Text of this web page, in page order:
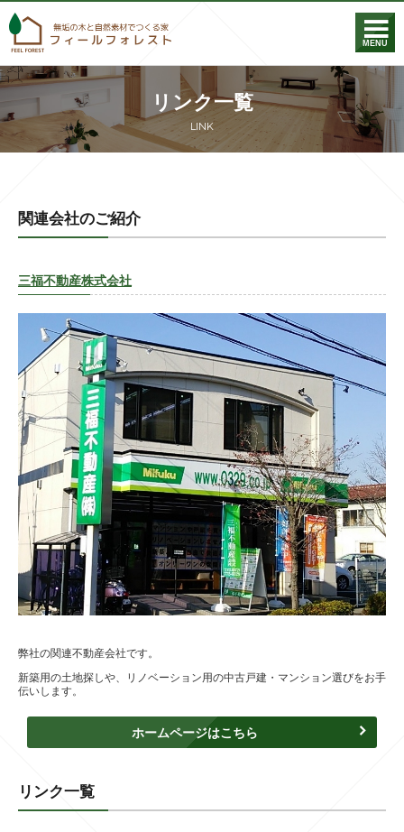
フィールフォレス
MENU
リンク一覧
LINK
関連会社のご紹介
三福不動産株式会社
弊社の関連不動産会社です。
新築用の土地探しや、リノベーション用の中古戸建・マンション選びをお手
伝いします。
ホームページはこちら
リンク一覧